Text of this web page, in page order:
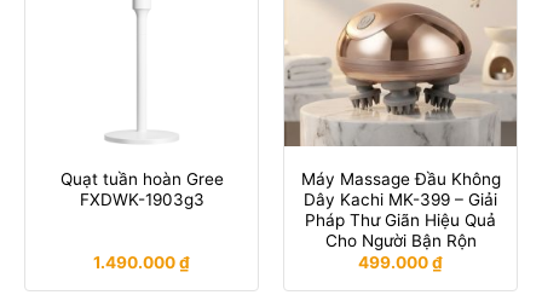
Quạt tuần hoàn Gree
FXDWK-1903g3
1.490.000₫
Máy Massage Đầu Không
Dây Kachi MK-399 – Giải
Pháp Thư Giãn Hiệu Quả
Cho Người Bận Rộn
499.000₫